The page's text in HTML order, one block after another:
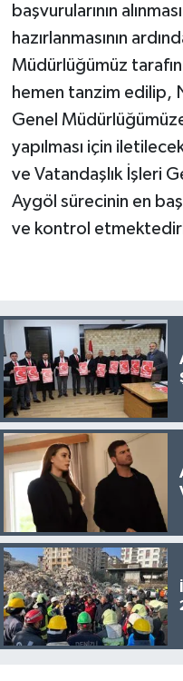
başvurularının
hazırlanmasının
Müdürlüğümüz
hemen tanzim edilip,
Genel
yapılması için
ve Vatandaşlık İşleri
Aygöl sürecinin en
ve kontrol